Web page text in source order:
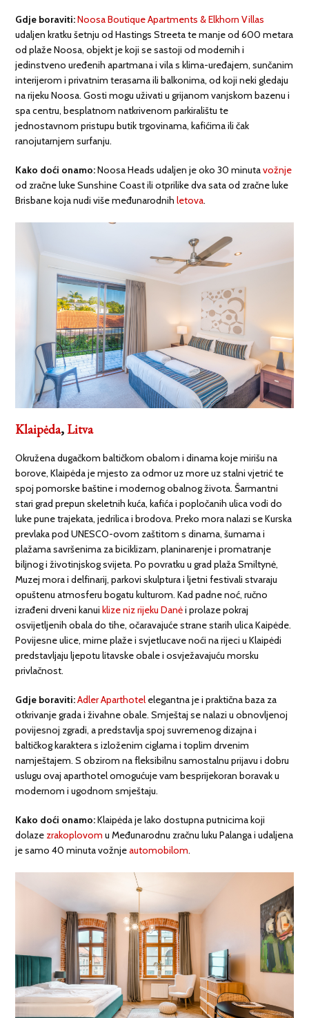
Gdje boraviti:Noosa Boutique Apartments & Elkhorn Villas
udaljen kratku šetnju od Hastings Streeta te manje od 600 metara
od plaže Noosa, objekt je koji se sastoji od modernih i
jedinstveno uređenih apartmana i vila s klima-uređajem, sunčanim
interijerom i privatnim terasama ili balkonima, od koji neki gledaju
na rijeku Noosa. Gosti mogu uživati u grijanom vanjskom bazenu i
spa centru, besplatnom natkrivenom parkiralištu te
jednostavnom pristupu butik trgovinama, kafićima ili čak
ranojutarnjem surfanju.
Kako doći onamo:Noosa Heads udaljen je oko 30 minutavožnje
od zračne luke Sunshine Coast ili otprilike dva sata od zračne luke
Brisbane koja nudi više međunarodnihletova.
Klaipėda,Litva
Okružena dugačkom baltičkom obalom i dinama koje mirišu na
borove, Klaipėda je mjesto za odmor uz more uz stalni vjetrić te
spoj pomorske baštine i modernog obalnog života. Šarmantni
stari grad prepun skeletnih kuća, kafića i popločanih ulica vodi do
luke pune trajekata, jedrilica i brodova. Preko mora nalazi se Kurska
prevlaka pod UNESCO-ovom zaštitom s dinama, šumama i
plažama savršenima za biciklizam, planinarenje i promatranje
biljnog i životinjskog svijeta. Po povratku u grad plaža Smiltynė,
Muzej mora i delfinarij, parkovi skulptura i ljetni festivali stvaraju
opuštenu atmosferu bogatu kulturom. Kad padne noć, ručno
izrađeni drveni kanuiklize niz rijeku Danėi prolaze pokraj
osvijetljenih obala do tihe, očaravajuće strane starih ulica Kaipėde.
Povijesne ulice, mirne plaže i svjetlucave noći na rijeci u Klaipėdi
predstavljaju ljepotu litavske obale i osvježavajuću morsku
privlačnost.
Gdje boraviti:Adler Aparthotel elegantna je i praktična baza za
otkrivanje grada i živahne obale. Smještaj se nalazi u obnovljenoj
povijesnoj zgradi, a predstavlja spoj suvremenog dizajna i
baltičkog karaktera s izloženim ciglama i toplim drvenim
namještajem. S obzirom na fleksibilnu samostalnu prijavu i dobru
uslugu ovaj aparthotel omogućuje vam besprijekoran boravak u
modernom i ugodnom smještaju.
Kako doći onamo:Klaipėda je lako dostupna putnicima koji
dolaze zrakoplovom u Međunarodnu zračnu luku Palanga i udaljena
je samo 40 minuta vožnjeautomobilom.